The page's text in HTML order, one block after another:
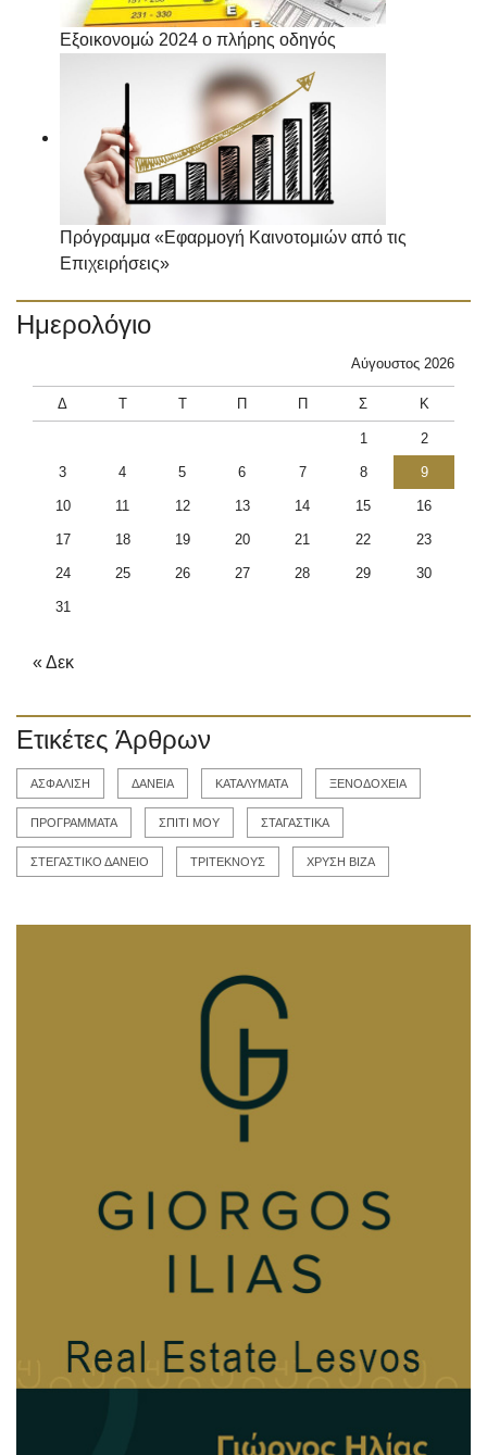
Εξοικονομώ 2024 ο πλήρης οδηγός
Πρόγραμμα «Εφαρμογή Καινοτομιών από τις
Επιχειρήσεις»
Ημερολόγιο
Αύγουστος 2026
Δ Τ Τ Π Π Σ Κ
1 2
3 4 5 6 7 8 9
10 11 12 13 14 15 16
17 18 19 20 21 22 23
24 25 26 27 28 29 30
31
« Δεκ
Ετικέτες Άρθρων
ΑΣΦΑΛΙΣΗ ΔΑΝΕΙΑ ΚΑΤΑΛΥΜΑΤΑ ΞΕΝΟΔΟΧΕΙΑ
ΠΡΟΓΡΑΜΜΑΤΑ ΣΠΙΤΙ ΜΟΥ ΣΤΑΓΑΣΤΙΚΑ
ΣΤΕΓΑΣΤΙΚΟ ΔΑΝΕΙΟ ΤΡΙΤΕΚΝΟΥΣ ΧΡΥΣΗ ΒΙΖΑ